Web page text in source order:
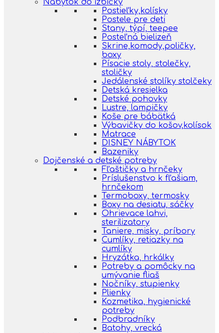
Nábytok do izbičky
Postieľky,kolísky
Postele pre deti
Stany, týpí, teepee
Posteľná bielizeň
Skrine,komody,poličky,
boxy
Písacie stoly, stolečky,
stoličky
Jedálenské stolíky stolčeky
Detská kresielka
Detské pohovky
Lustre, lampičky
Koše pre bábätká
Výbavičky do košov,kolísok
Matrace
DISNEY NÁBYTOK
Bazeniky
Dojčenské a detské potreby
Fľaštičky a hrnčeky
Príslušenstvo k fľašiam,
hrnčekom
Termoboxy, termosky
Boxy na desiatu, sáčky
Ohrievace lahvi,
sterilizatory
Taniere, misky, príbory
Cumlíky, retiazky na
cumlíky
Hryzátka, hrkálky
Potreby a pomôcky na
umývanie fliaš
Nočníky, stupienky
Plienky
Kozmetika, hygienické
potreby
Podbradníky
Batohy, vrecká